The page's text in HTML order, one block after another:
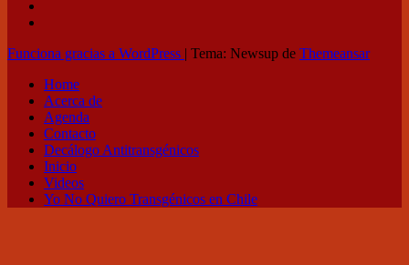
Funciona gracias a WordPress | Tema: Newsup de Themeansar
Home
Acerca de
Agenda
Contacto
Decálogo Antitransgénicos
Inicio
Videos
Yo No Quiero Transgénicos en Chile